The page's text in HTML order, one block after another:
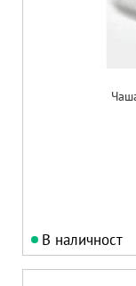
В наличност